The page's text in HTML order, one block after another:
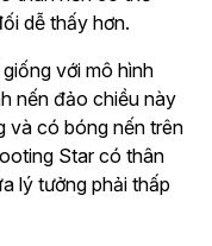
dễ thấy hơn.
với mô hình
nến đảo chiều này
và có bóng nến trên
Star có thân
lý tưởng phải thấp